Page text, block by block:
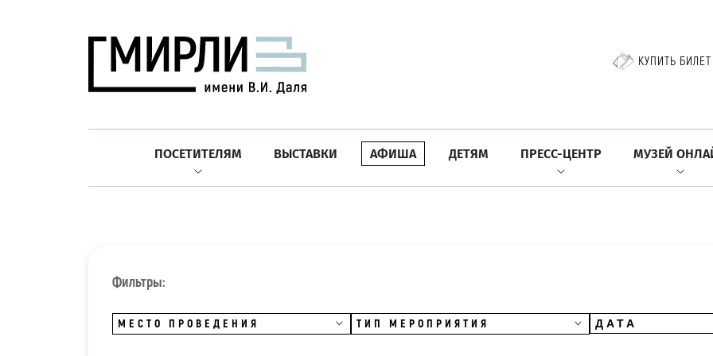
КУПИТЬ БИЛЕТ
ПОСЕТИТЕЛЯМ ВЫСТАВКИ АФИША ДЕТЯМ ПРЕСС-ЦЕНТР МУЗЕЙ
Фильтры:
МЕСТО ПРОВЕДЕНИЯ ТИП МЕРОПРИЯТИЯ